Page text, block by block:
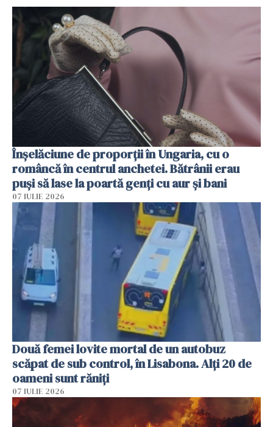
Înșelăciune de proporții în Ungaria, cu o
româncă în centrul anchetei. Bătrânii erau
puși să lase la poartă genți cu aur și bani
07 IULIE 2026
Două femei lovite mortal de un autobuz
scăpat de sub control, în Lisabona. Alți 20 de
oameni sunt răniți
07 IULIE 2026